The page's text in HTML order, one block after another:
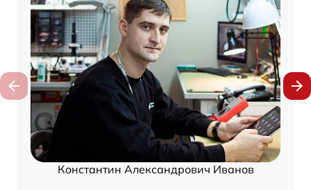
Константин Александрович Иванов